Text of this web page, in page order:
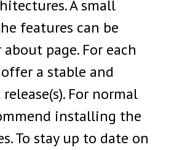
A small
features can be
page. For each
a stable and
For normal
installing the
To stay up to date on